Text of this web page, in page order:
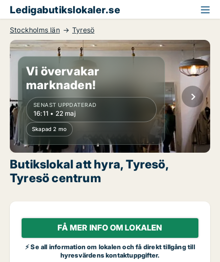
Ledigabutikslokaler.se
Stockholms län Tyresö
Vi övervakar
marknaden!
SENAST UPPDATERAD
16:11 • 22 maj
Skapad 2 mo
Butikslokal att hyra, Tyresö,
Tyresö centrum
FÅ MER INFO OM LOKALEN
⚡ Se all information om lokalen och få direkt tillgång till
hyresvärdens kontaktuppgifter.